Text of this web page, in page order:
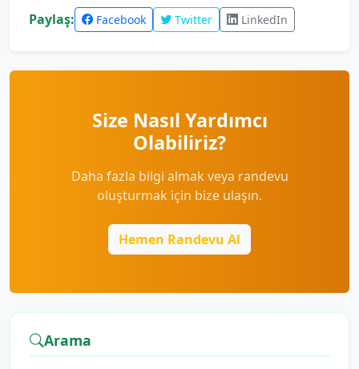
Paylaş: Facebook Twitter LinkedIn
Size Nasıl Yardımcı
Olabiliriz?
Daha fazla bilgi almak veya randevu
oluşturmak için bize ulaşın.
Hemen Randevu Al
Arama